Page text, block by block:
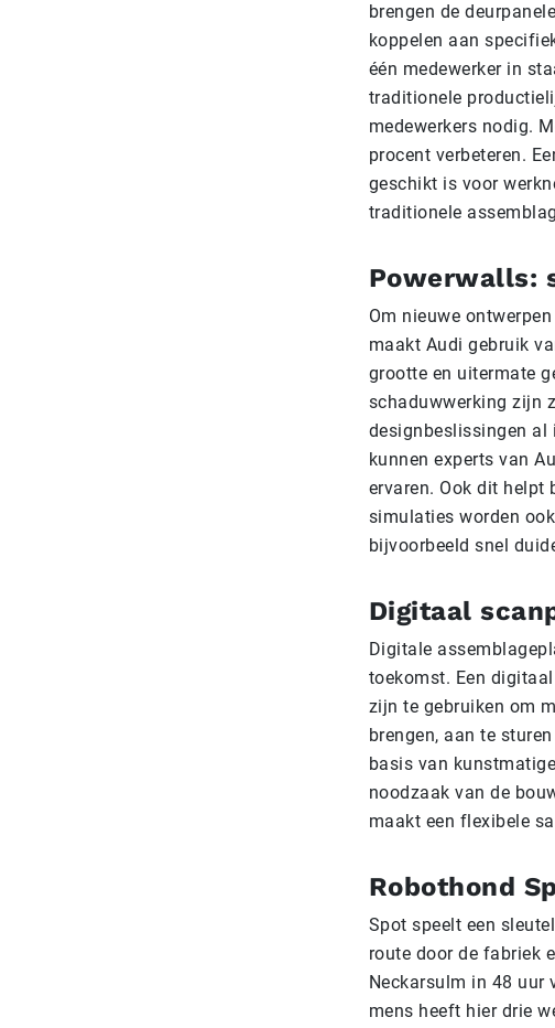
brengen de
koppelen aan
één medewerker in
traditionele
medewerkers nodig.
procent verbeteren.
geschikt is voor
traditionele
Powerwalls:
Om nieuwe
maakt Audi gebruik
grootte en uitermate
schaduwwerking zijn
designbeslissingen al
kunnen experts van
ervaren. Ook dit helpt
simulaties worden
bijvoorbeeld snel
Digitaal
Digitale
toekomst. Een
zijn te gebruiken om
brengen, aan te
basis van
noodzaak van de
maakt een flexibele
Robothond
Spot speelt een
route door de fabriek
Neckarsulm in 48 uur
mens heeft hier drie